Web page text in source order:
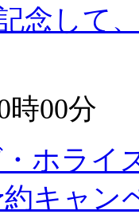
念して
時00分
ホライ
キャン